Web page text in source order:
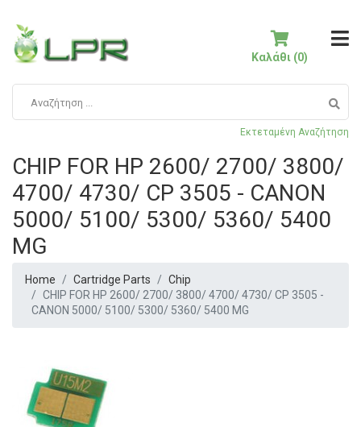
Εκτεταμένη Αναζήτηση
Καλάθι (0)
CHIP FOR HP 2600/ 2700/ 3800/
4700/ 4730/ CP 3505 - CANON
5000/ 5100/ 5300/ 5360/ 5400
MG
Home Cartridge Parts
Chip
CHIP FOR HP 2600/ 2700/ 3800/ 4700/ 4730/ CP 3505 -
CANON 5000/ 5100/ 5300/ 5360/ 5400 MG